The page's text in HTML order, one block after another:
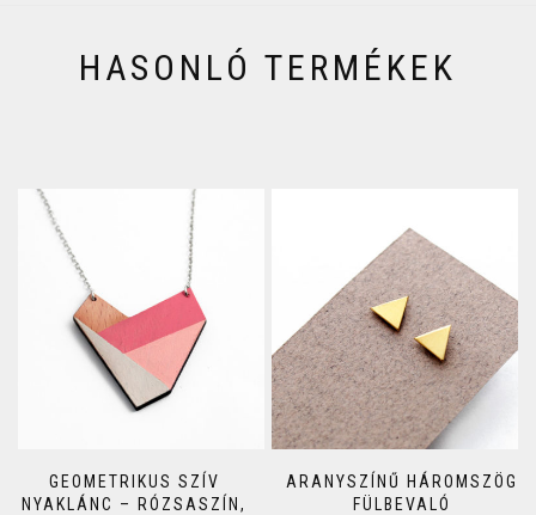
HASONLÓ TERMÉKEK
GEOMETRIKUS SZÍV
NYAKLÁNC – RÓZSASZÍN,
ARANYSZÍNŰ HÁROMSZÖG
FÜLBEVALÓ